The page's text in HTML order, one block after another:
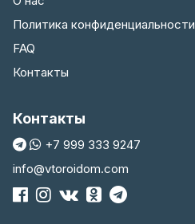
Политика конфиденциальности
FAQ
Контакты
Контакты
+7 999 333 9247
info@vtoroidom.com